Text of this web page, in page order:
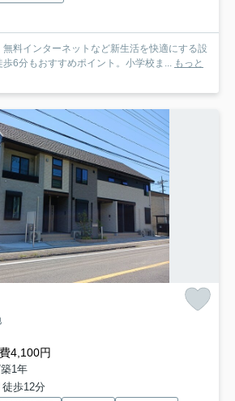
料インターネットなど新生活を快適にする設
6分もおすすめポイント。小学校ま... もっと
4,100円
1年
歩12分